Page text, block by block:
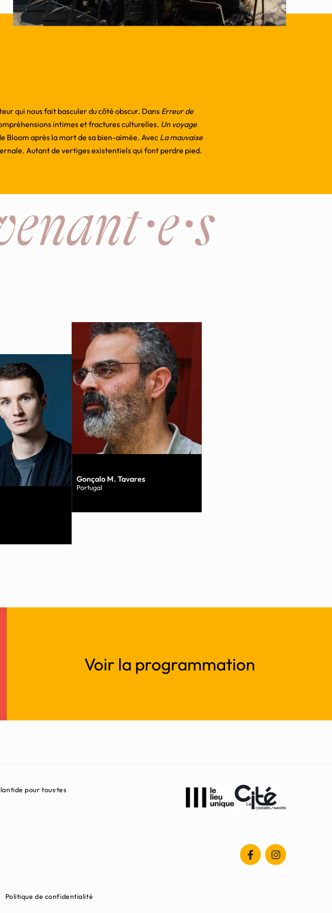
qui nous fait basculer du côté obscur. Dans Erreur de
intimes et fractures culturelles. Un voyage
Bloom après la mort de sa bien-aimée. Avec La mauvaise
Autant de vertiges existentiels qui font perdre pied.
Gonçalo M. Tavares
Portugal
Voir la programmation
pour tous·tes
Politique de confidentialité